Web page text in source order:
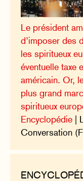
Le président
d’imposer des
les spiritueux
éventuelle taxe
américain. Or,
plus grand
spiritueux
Encyclopédie |
Conversation